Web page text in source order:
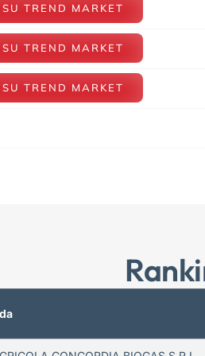
TREND MARKET
TREND MARKET
TREND MARKET